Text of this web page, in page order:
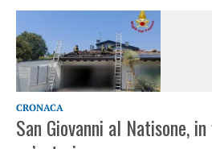
CRONACA
San Giovanni al Natisone,